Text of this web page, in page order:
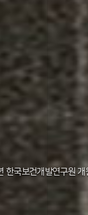
년 가족계획연구원
한국보건개발연구원 개
구보건연구원 신청사 준
사회연구원 서울 청사
회연구원 설립 40주년
사회연구원 세종 청사